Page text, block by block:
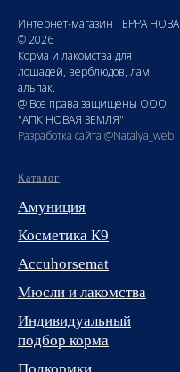
Интернет-магазин ТЕРРА НОВА
© 2026
Корма и лакомства для
лошадей, верблюдов, лам,
альпак.
@ Все права защищены ООО
"АПК НОВАЯ ЗЕМЛЯ"
Разработка сайта @Natalya_web
Каталог
Амуниция
Косметика К9
Accuhorsemat
Мюсли и лакомства
Индивидуальный
подбор корма